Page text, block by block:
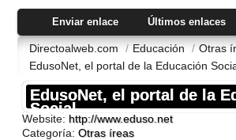
Enviar enlace Últimos enlaces
Directoalweb.com / Educación / Otras
EdusoNet, el portal de la Educación
EdusoNet, el portal de la
Social
Website: http://www.eduso.net
Categoría:Otras íreas